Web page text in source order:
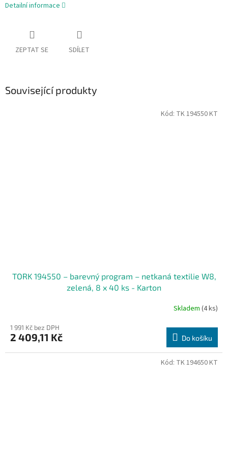
Detailní informace
ZEPTAT SE SDÍLET
Související produkty
TORK 194550 – barevný program – netkaná textilie W8,
zelená, 8 x 40 ks - Karton
Skladem (4 ks)
1 991 Kč bez DPH
2 409,11 Kč Do košíku
Kód: TK 194550 KT
Kód: TK 194650 KT